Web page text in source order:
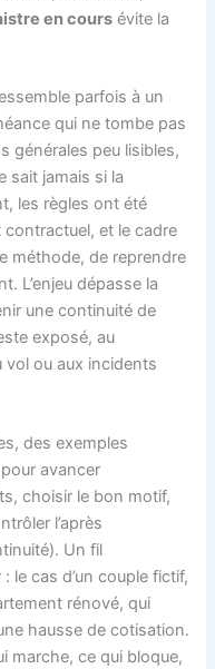
en cours évite la
parfois à un
qui ne tombe pas
générales peu lisibles,
sait jamais si la
les règles ont été
contractuel, et le cadre
méthode, de reprendre
L’enjeu dépasse la
une continuité de
exposé, au
vol ou aux incidents
des exemples
avancer
choisir le bon motif,
l’après
Un fil
le cas d’un couple fictif,
rénové, qui
hausse de cotisation.
marche, ce qui bloque,